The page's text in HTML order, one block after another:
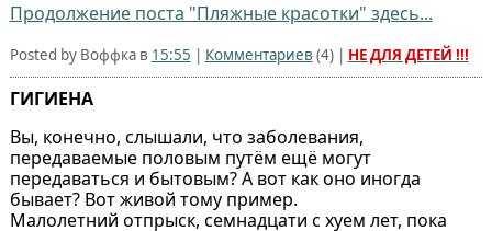
Продолжение поста "Пляжные красотки" здесь...
Posted by Воффка в 15:55 Комментариев (4) | НЕ ДЛЯ ДЕТЕЙ !!!
ГИГИЕНА
Вы, конечно, слышали, что заболевания,
передаваемые половым путём ещё могут
передаваться и бытовым? А вот как оно иногда
бывает? Вот живой тому пример.
Малолетний отпрыск, семнадцати с хуем лет, пока